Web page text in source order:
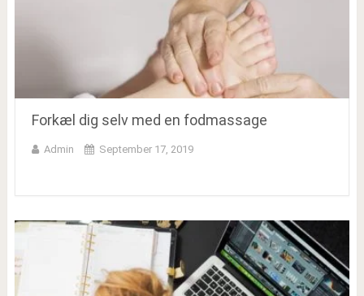
Forkæl dig selv med en fodmassage
Admin September 17, 2019